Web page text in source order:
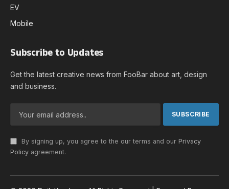
EV
Mobile
Subscribe to Updates
Get the latest creative news from FooBar about art, design
and business.
By signing up, you agree to the our terms and our Privacy
Policy agreement.